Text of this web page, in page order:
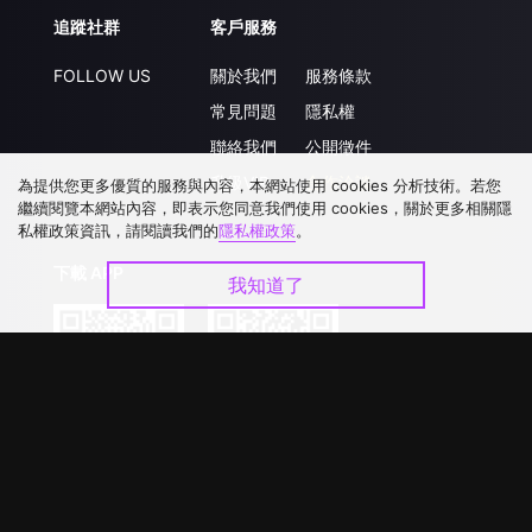
追蹤社群
FOLLOW US
客戶服務
關於我們
常見問題
聯絡我們
升級VIP
服務條款
隱私權
公開徵件
合作洽談
為提供您更多優質的服務與內容，本網站使用 cookies 分析技術。若您
繼續閱覽本網站內容，即表示您同意我們使用 cookies，關於更多相關隱
私權政策資訊，請閱讀我們的隱私權政策。
我知道了